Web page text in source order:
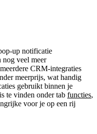
up notificatie
veel meer
CRM-integraties
meerprijs, wat handig
gebruikt binnen je
te vinden onder tab functies,
voor je op een rij